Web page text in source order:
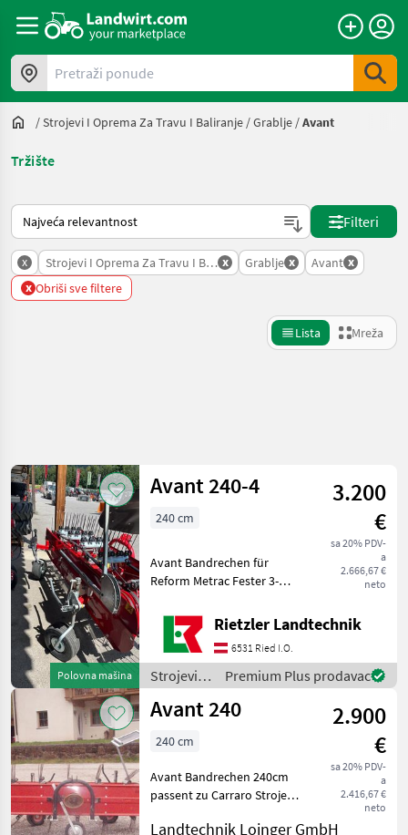
Pretraži ponude
/Strojevi I Oprema Za Travu I Baliranje /Grablje /Avant
Tržište
Način na koji sortira Landwirt.com
Filteri
x Strojevi I Oprema Za Travu I Baliranje
x Grablje x Avant x
x Obriši sve filtere
Lista Mreža
Kategorija 4 Država Filteri
TRENUTNA
PUTANJA
Poljoprivredna
tehnika
Strojevi I
Oprema
Za Travu I
Baliranje
Grablje
Avant
IZABERITE
KATEGORIJU
Avant
Resetuj
Prikaži 2
rezultata
Polovna mašina
Avant 240-4
3.200
€
sa 20% PDV-
a
2.666,67 €
neto
240 cm
Avant Bandrechen für
Reform Metrac Fester 3-
Gelenken Einstellbarer
Heuschutz aus Kunststoff
Ballon Räder 15.00 x 6“ - 6
Gewebe Eins
Rietzler Landtechnik
6531 Ried I.O.
Strojevi i
oprema
za travu i
Avant
Premium Plus prodavac
Avant 240
2.900
€
sa 20% PDV-
a
2.416,67 €
neto
240 cm
Avant Bandrechen 240cm
passent zu Carraro Strojevi i
Grablje
Landtechnik Loinger GmbH